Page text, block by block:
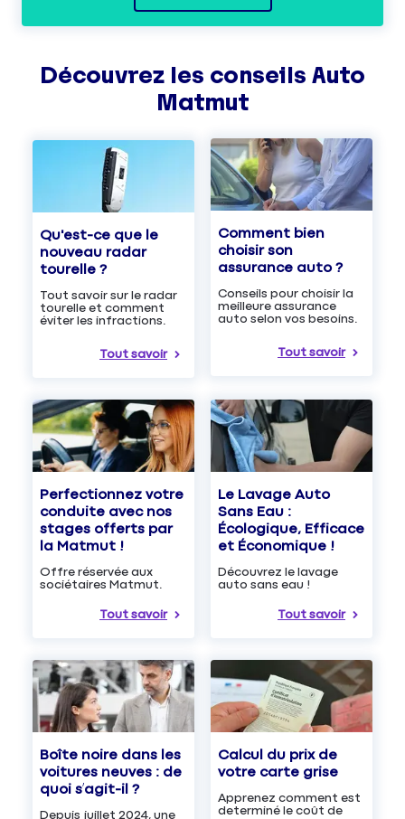
Découvrez les conseils Auto
Matmut
Qu'est-ce que le
nouveau radar
tourelle ?
Tout savoir sur le radar
tourelle et comment
éviter les infractions.
Tout savoir
Comment bien
choisir son
assurance auto ?
Conseils pour choisir la
meilleure assurance
auto selon vos besoins.
Tout savoir
Perfectionnez votre
conduite avec nos
stages offerts par
la Matmut !
Offre réservée aux
sociétaires Matmut.
Tout savoir
Le Lavage Auto
Sans Eau :
Écologique, Efficace
et Économique !
Découvrez le lavage
auto sans eau !
Tout savoir
Boîte noire dans les
voitures neuves : de
quoi s’agit-il ?
Depuis juillet 2024, une
Calcul du prix de
votre carte grise
Apprenez comment est
determiné le coût de